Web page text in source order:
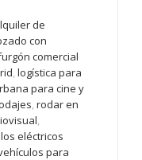
de
con
comercial
, logística para
para cine y
, rodar en
,
eléctricos
para